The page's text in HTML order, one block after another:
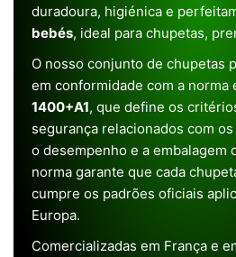
duradoura, higiénica e
bebés, ideal para chupetas,
O nosso conjunto de chupetas
em conformidade com a norma
1400+A1, que define os
segurança relacionados com
o desempenho e a embalagem
norma garante que cada
cumpre os padrões oficiais
Europa.
Comercializadas em França e